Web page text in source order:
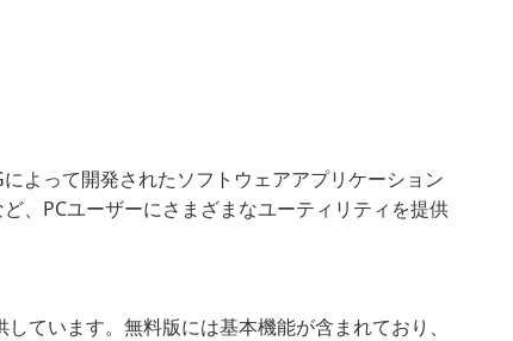
よって開発されたソフトウェアアプリケーション
、PCユーザーにさまざまなユーティリティを提供
ています。無料版には基本機能が含まれており、